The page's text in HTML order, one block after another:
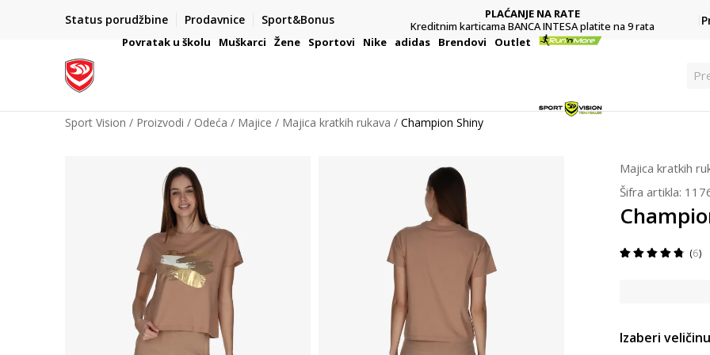
Status porudžbine Prodavnice Sport&Bonus
VAŽNO OBAVEŠTENJE ZA POTROŠAČE
PLAĆANJE NA RATE
Kreditnim karticama BANCA INTESA platite na 9 rata
Povratak u školu Muškarci Žene Sportovi Nike adidas Brendovi Outlet
Sport Vision Proizvodi Odeća Majice Majica kratkih rukava Champion Shiny
Majica kratkih
Šifra artikla:
6
Izaberi